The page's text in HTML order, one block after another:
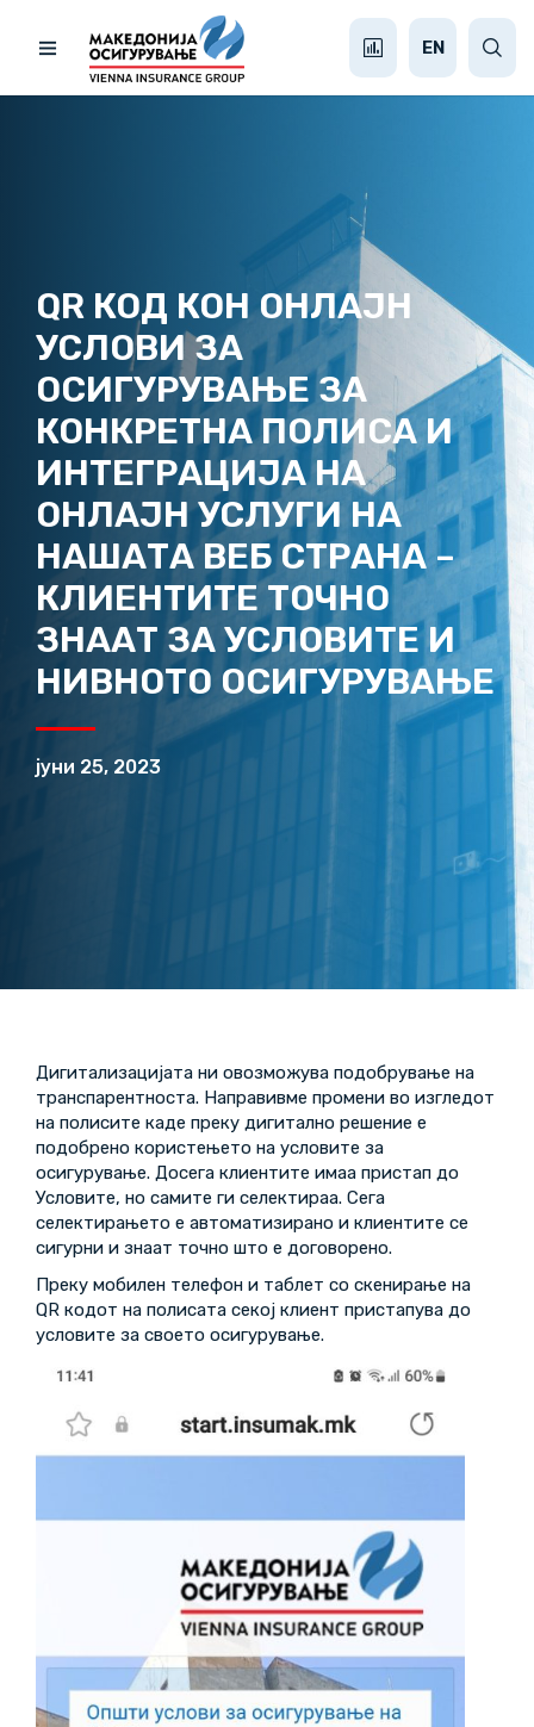
EN
QR КОД КОН ОНЛАЈН
УСЛОВИ ЗА
ОСИГУРУВАЊЕ ЗА
КОНКРЕТНА ПОЛИСА И
ИНТЕГРАЦИЈА НА
ОНЛАЈН УСЛУГИ НА
НАШАТА ВЕБ СТРАНА –
КЛИЕНТИТЕ ТОЧНО
ЗНААТ ЗА УСЛОВИТЕ И
НИВНОТО ОСИГУРУВАЊЕ
јуни 25, 2023
Дигитализацијата ни овозможува подобрување на
транспарентноста. Направивме промени во изгледот
на полисите каде преку дигитално решение е
подобрено користењето на условите за
осигурување. Досега клиентите имаа пристап до
Условите, но самите ги селектираа. Сега
селектирањето е автоматизирано и клиентите се
сигурни и знаат точно што е договорено.
Преку мобилен телефон и таблет со скенирање на
QR кодот на полисата секој клиент пристапува до
условите за своето осигурување.